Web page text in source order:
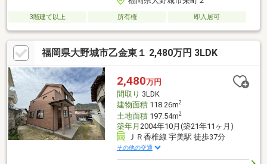
3階建て以上 所有権 即入居可
福岡県大野城市乙金東１ 2,480万円 3LDK
2,480万円
間取り 3LDK
建物面積118.26m2
土地面積197.54m2
築年月 2004年10月(築21年11ヶ月)
ＪＲ香椎線 宇美駅 徒歩37分
その他の交通